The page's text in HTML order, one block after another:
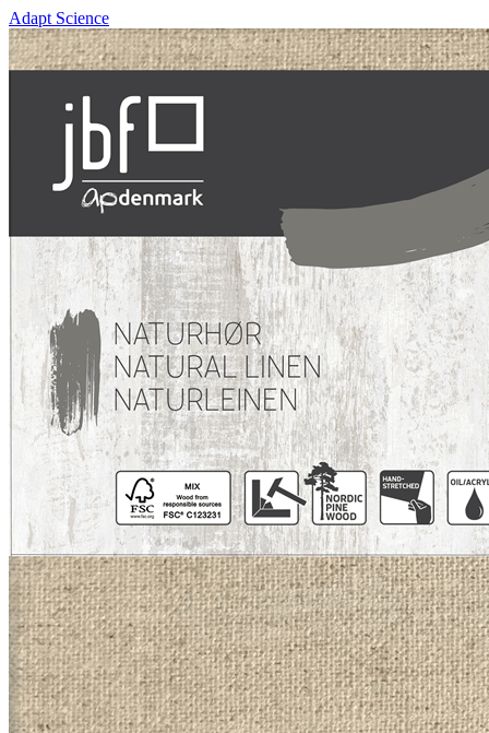
Adapt Science